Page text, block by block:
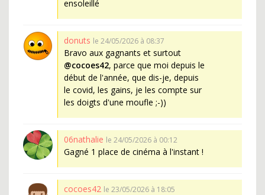
ensoleillé
donuts le 24/05/2026 à 08:37
Bravo aux gagnants et surtout
@cocoes42, parce que moi depuis le
début de l'année, que dis-je, depuis
le covid, les gains, je les compte sur
les doigts d'une moufle ;-))
06nathalie le 24/05/2026 à 00:12
Gagné 1 place de cinéma à l'instant !
cocoes42 le 23/05/2026 à 18:05